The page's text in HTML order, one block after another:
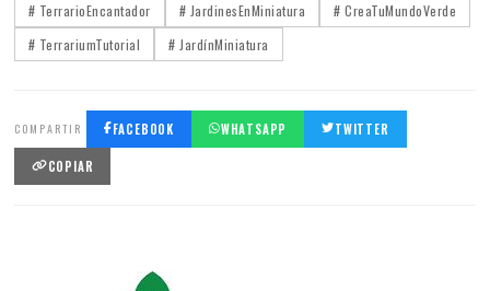
# TerrarioEncantador # JardinesEnMiniatura
# CreaTuMundoVerde
# TerrariumTutorial
# JardínMiniatura
COMPARTIR FACEBOOK WHATSAPP TWITTER
COPIAR